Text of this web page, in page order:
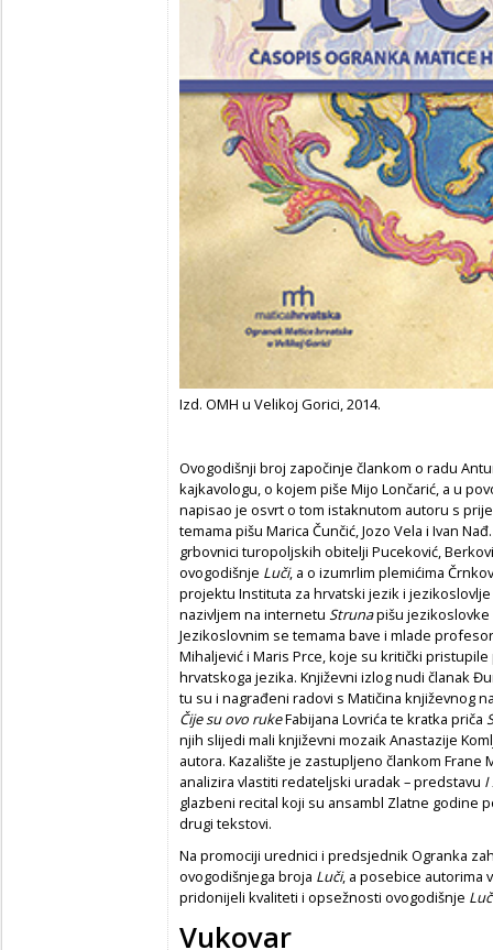
Izd. OMH u Velikoj Gorici, 2014.
Ovogodišnji broj započinje člankom o radu
kajkavologu, o kojem piše Mijo Lončarić, a u
napisao je osvrt o tom istaknutom autoru s
temama pišu Marica Čunčić, Jozo Vela i Ivan
grbovnici turopoljskih obitelji Puceković,
ovogodišnje Luči, a o izumrlim plemićima
projektu Instituta za hrvatski jezik i
nazivljem na internetu Strunapišu jezikoslovke
Jezikoslovnim se temama bave i mlade
Mihaljević i Maris Prce, koje su kritički
hrvatskoga jezika. Književni izlog nudi članak
tu su i nagrađeni radovi s Matičina književnog
Čije su ovo rukeFabijana Lovrića te kratka priča
njih slijedi mali književni mozaik Anastazije
autora. Kazalište je zastupljeno člankom Frane
analizira vlastiti redateljski uradak – predstavu I
glazbeni recital koji su ansambl Zlatne godine
drugi tekstovi.
Na promociji urednici i predsjednik Ogranka
ovogodišnjega broja Luči, a posebice autorima
pridonijeli kvaliteti i opsežnosti ovogodišnje
Vukovar